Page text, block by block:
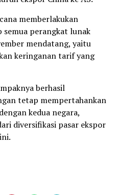
memberlakukan
semua perangkat lunak
mendatang, yaitu
keringanan tarif yang
berhasil
tetap mempertahankan
kedua negara,
diversifikasi pasar ekspor